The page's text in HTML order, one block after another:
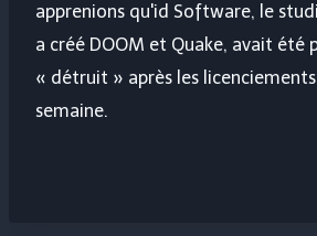
apprenions qu'id Software, le
a créé DOOM et Quake, avait été
« détruit » après les
semaine.